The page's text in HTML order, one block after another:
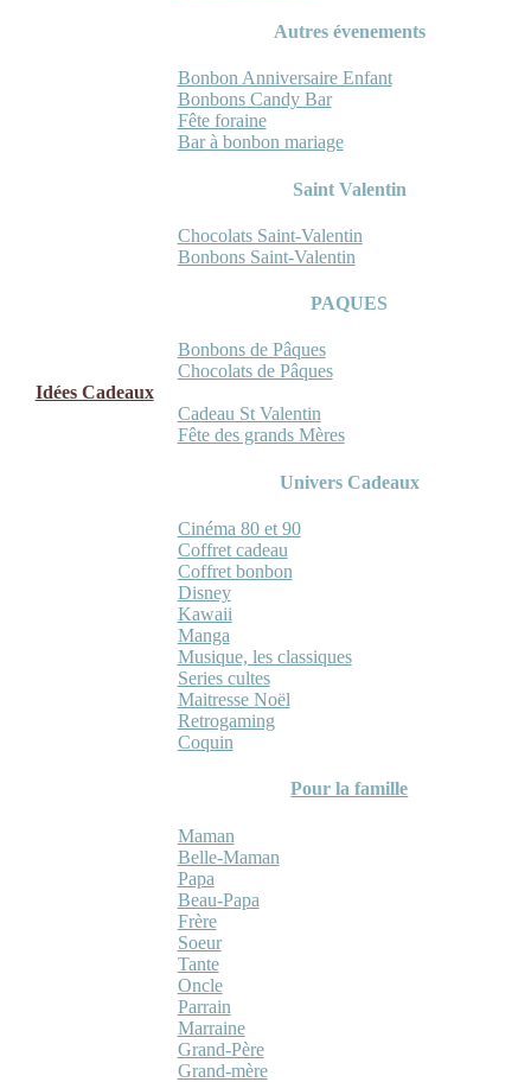
Autres évenements
Bonbon Anniversaire Enfant
Bonbons Candy Bar
Fête foraine
Bar à bonbon mariage
Saint Valentin
Chocolats Saint-Valentin
Bonbons Saint-Valentin
PAQUES
Bonbons de Pâques
Chocolats de Pâques
Idées Cadeaux
Cadeau St Valentin
Fête des grands Mères
Univers Cadeaux
Cinéma 80 et 90
Coffret cadeau
Coffret bonbon
Disney
Kawaii
Manga
Musique, les classiques
Series cultes
Maitresse Noël
Retrogaming
Coquin
Pour la famille
Maman
Belle-Maman
Papa
Beau-Papa
Frère
Soeur
Tante
Oncle
Parrain
Marraine
Grand-Père
Grand-mère